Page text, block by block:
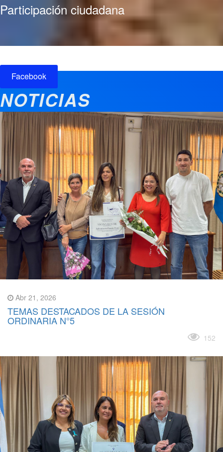
Participación ciudadana
Facebook
NOTICIAS
Abr 21, 2026
TEMAS DESTACADOS DE LA SESIÓN
ORDINARIA N°5
152